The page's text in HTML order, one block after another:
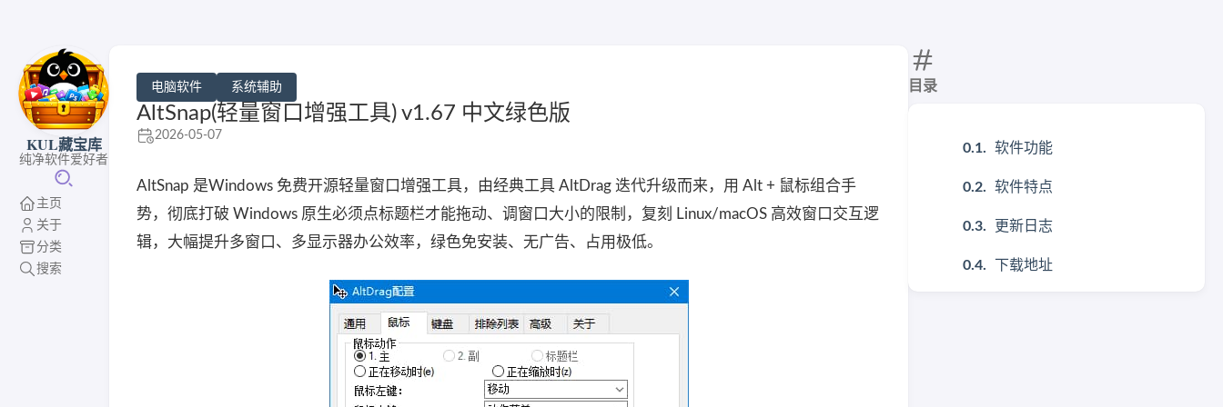
KUL藏宝库
纯净软件爱好者
主页
关于
分类
搜索
目录
软件功能
软件特点
更新日志
下载地址
电脑软件 系统辅助
AltSnap(轻量窗口增强工具) v1.67 中文绿色版
2026-05-07
AltSnap 是Windows 免费开源轻量窗口增强工具，由经典工具 AltDrag 迭代升级而来，用 Alt + 鼠标组合手
势，彻底打破 Windows 原生必须点标题栏才能拖动、调窗口大小的限制，复刻 Linux/macOS 高效窗口交互逻
辑，大幅提升多窗口、多显示器办公效率，绿色免安装、无广告、占用极低。